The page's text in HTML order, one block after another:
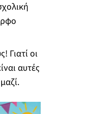
Γιατί οι
αυτές